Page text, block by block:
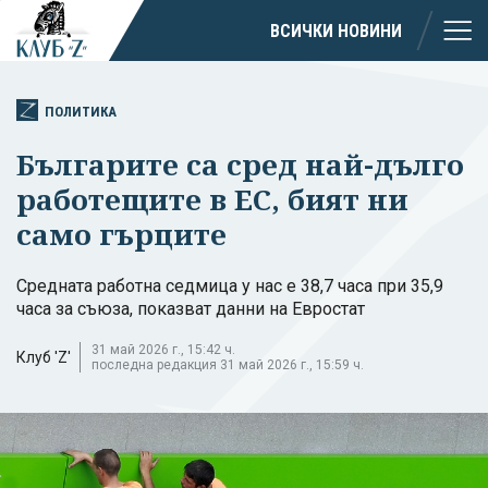
ВСИЧКИ НОВИНИ
ПОЛИТИКА
Българите са сред най-дълго
работещите в ЕС, бият ни
само гърците
Средната работна седмица у нас е 38,7 часа при 35,9
часа за съюза, показват данни на Евростат
Клуб 'Z'
31 май 2026 г., 15:42 ч.
последна редакция 31 май 2026 г., 15:59 ч.